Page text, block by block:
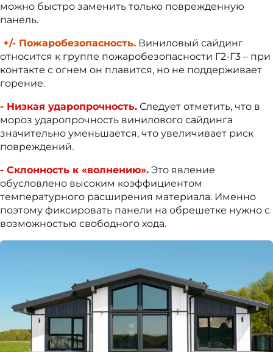
можно быстро заменить только поврежденную
панель.
+/- Пожаробезопасность. Виниловый сайдинг
относится к группе пожаробезопасности Г2-Г3 – при
контакте с огнем он плавится, но не поддерживает
горение.
- Низкая ударопрочность. Следует отметить, что в
мороз ударопрочность винилового сайдинга
значительно уменьшается, что увеличивает риск
повреждений.
- Склонность к «волнению». Это явление
обусловлено высоким коэффициентом
температурного расширения материала. Именно
поэтому фиксировать панели на обрешетке нужно с
возможностью свободного хода.